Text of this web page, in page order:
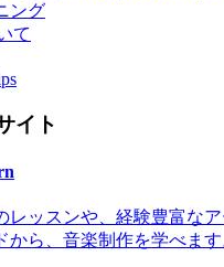
ング
て
イト
レッスンや、経験豊富な
から、音楽制作を学べます